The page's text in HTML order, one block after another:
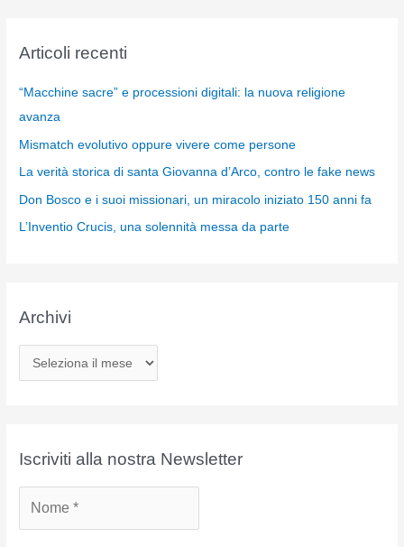
Articoli recenti
“Macchine sacre” e processioni digitali: la nuova religione
avanza
Mismatch evolutivo oppure vivere come persone
La verità storica di santa Giovanna d’Arco, contro le fake news
Don Bosco e i suoi missionari, un miracolo iniziato 150 anni fa
L’Inventio Crucis, una solennità messa da parte
Archivi
r
iIscriviti alla nostra Newsletter